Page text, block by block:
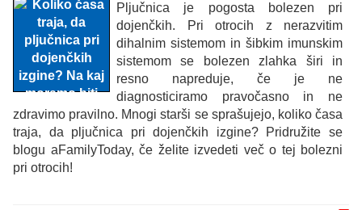
i
o
n
Pljučnica je pogosta bolezen pri
dojenčkih. Pri otrocih z nerazvitim
dihalnim sistemom in šibkim imunskim
sistemom se bolezen zlahka širi in
resno napreduje, če je ne
diagnosticiramo pravočasno in ne
zdravimo pravilno. Mnogi starši se sprašujejo, koliko časa
traja, da pljučnica pri dojenčkih izgine? Pridružite se
blogu aFamilyToday, če želite izvedeti več o tej bolezni
pri otrocih!